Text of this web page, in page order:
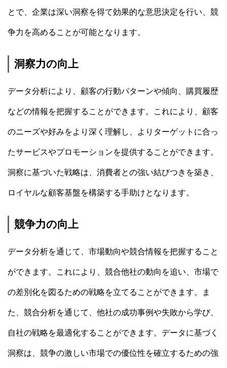
とで、企業は深い洞察を得て効果的な意思決定を行い、競
争力を高めることが可能となります。
洞察力の向上
データ分析により、顧客の行動パターンや傾向、購買履歴
などの情報を把握することができます。これにより、顧客
のニーズや好みをより深く理解し、よりターゲットに合っ
たサービスやプロモーションを提供することができます。
洞察に基づいた戦略は、消費者との強い結びつきを築き、
ロイヤルな顧客基盤を構築する手助けとなります。
競争力の向上
データ分析を通じて、市場動向や競合情報を把握すること
ができます。これにより、競合他社の動向を追い、市場で
の差別化を図るための戦略を立てることができます。ま
た、競合分析を通じて、他社の成功事例や失敗から学び、
自社の戦略を最適化することができます。データに基づく
洞察は、競争の激しい市場での優位性を確立するための強